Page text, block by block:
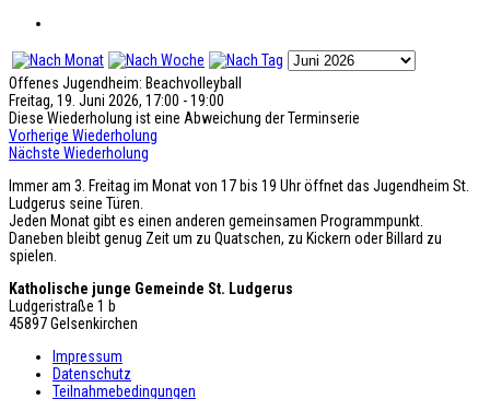
Offenes Jugendheim: Beachvolleyball
Freitag, 19. Juni 2026, 17:00 - 19:00
Diese Wiederholung ist eine Abweichung der Terminserie
Vorherige Wiederholung
Nächste Wiederholung
Immer am 3. Freitag im Monat von 17 bis 19 Uhr öffnet das Jugendheim St.
Ludgerus seine Türen.
Jeden Monat gibt es einen anderen gemeinsamen Programmpunkt.
Daneben bleibt genug Zeit um zu Quatschen, zu Kickern oder Billard zu
spielen.
Katholische junge Gemeinde St. Ludgerus
Ludgeristraße 1 b
45897 Gelsenkirchen
Impressum
Datenschutz
Teilnahmebedingungen